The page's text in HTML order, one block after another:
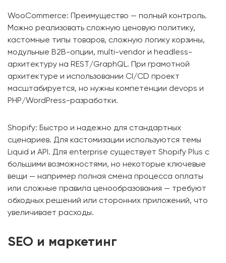
WooCommerce: Преимущество — полный контроль.
Можно реализовать сложную ценовую политику,
кастомные типы товаров, сложную логику корзины,
модульные B2B-опции, multi-vendor и headless-
архитектуру на REST/GraphQL. При грамотной
архитектуре и использовании CI/CD проект
масштабируется, но нужны компетенции devops и
PHP/WordPress-разработки.
Shopify: Быстро и надежно для стандартных
сценариев. Для кастомизации используются темы
Liquid и API. Для enterprise существует Shopify Plus с
большими возможностями, но некоторые ключевые
вещи — например полная смена процесса оплаты
или сложные правила ценообразования — требуют
обходных решений или сторонних приложений, что
увеличивает расходы.
SEO и маркетинг